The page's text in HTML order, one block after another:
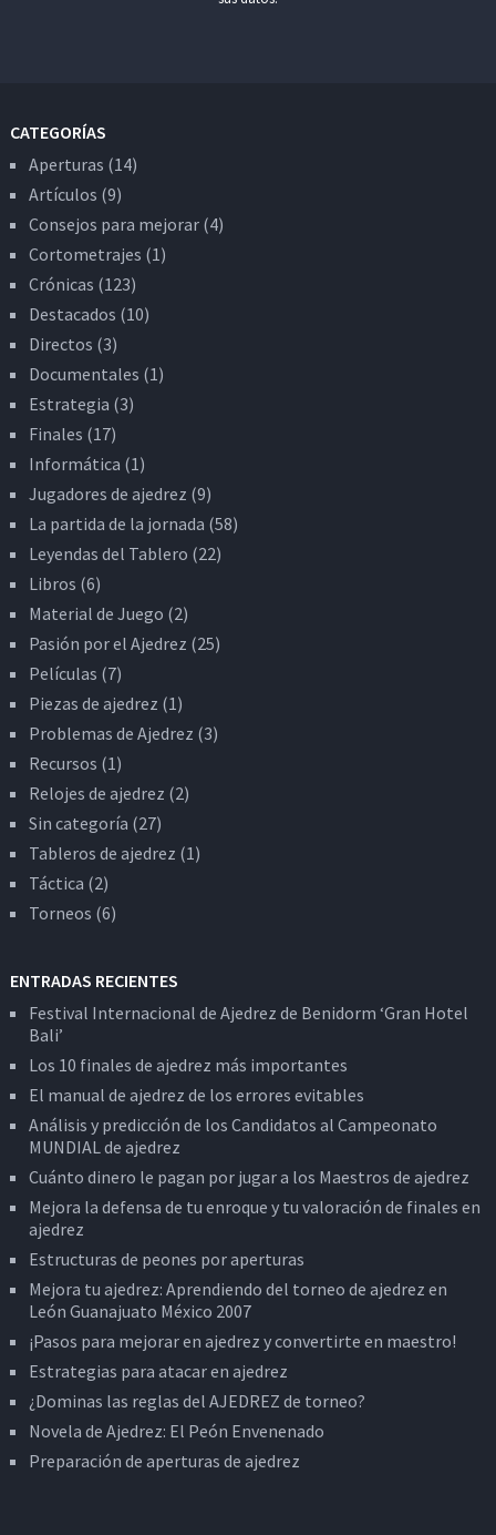
CATEGORÍAS
Aperturas (14)
Artículos (9)
Consejos para mejorar(4)
Cortometrajes (1)
Crónicas (123)
Destacados (10)
Directos (3)
Documentales (1)
Estrategia (3)
Finales (17)
Informática (1)
Jugadores de ajedrez (9)
La partida de la jornada (58)
Leyendas del Tablero (22)
Libros (6)
Material de Juego (2)
Pasión por el Ajedrez (25)
Películas (7)
Piezas de ajedrez (1)
Problemas de Ajedrez (3)
Recursos (1)
Relojes de ajedrez (2)
Sin categoría (27)
Tableros de ajedrez (1)
Táctica (2)
Torneos (6)
ENTRADAS RECIENTES
Festival Internacional de Ajedrez de Benidorm ‘Gran Hotel
Bali’
Los 10 finales de ajedrez más importantes
El manual de ajedrez de los errores evitables
Análisis y predicción de los Candidatos al Campeonato
MUNDIAL de ajedrez
Cuánto dinero le pagan por jugar a los Maestros de ajedrez
Mejora la defensa de tu enroque y tu valoración de finales en
ajedrez
Estructuras de peones por aperturas
Mejora tu ajedrez: Aprendiendo del torneo de ajedrez en
León Guanajuato México 2007
¡Pasos para mejorar en ajedrez y convertirte en maestro!
Estrategias para atacar en ajedrez
¿Dominas las reglas del AJEDREZ de torneo?
Novela de Ajedrez: El Peón Envenenado
Preparación de aperturas de ajedrez